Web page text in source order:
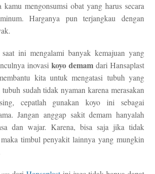
kamu mengonsumsi obat yang harus secara
Harganya pun terjangkau dengan
ini mengalami banyak kemajuan yang
inovasi koyo demam dari Hansaplast
kita untuk mengatasi tubuh yang
sudah tidak nyaman karena merasakan
cepatlah gunakan koyo ini sebagai
Jangan anggap sakit demam hanyalah
dan wajar. Karena, bisa saja jika tidak
timbul penyakit lainnya yang mungkin